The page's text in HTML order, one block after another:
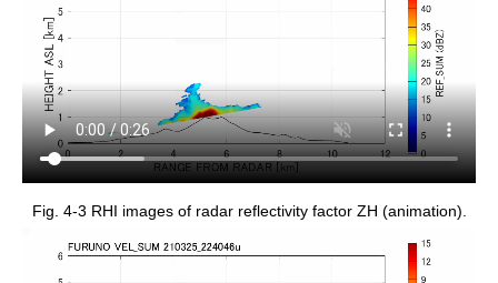
Fig. 4-3 RHI images of radar reflectivity factor ZH (animation).